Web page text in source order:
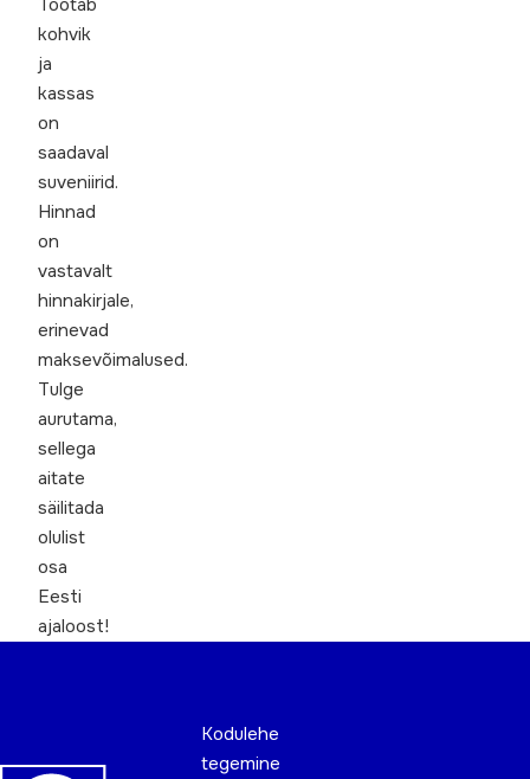
Töötab
kohvik
ja
kassas
on
saadaval
suveniirid.
Hinnad
on
vastavalt
hinnakirjale,
erinevad
maksevõimalused.
Tulge
aurutama,
sellega
aitate
säilitada
olulist
osa
Eesti
ajaloost!
Kodulehe
tegemine